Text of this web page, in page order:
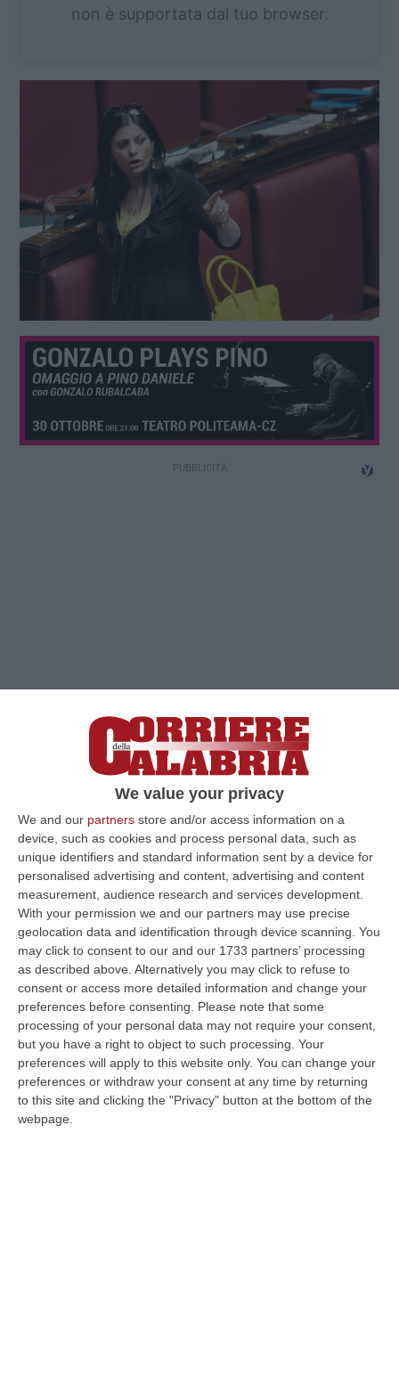
We value your privacy
We and our partners store and/or access information on a
device, such as cookies and process personal data, such as
unique identifiers and standard information sent by a device for
personalised advertising and content, advertising and content
measurement, audience research and services development.
With your permission we and our partners may use precise
geolocation data and identification through device scanning. You
may click to consent to our and our 1733 partners’ processing
as described above. Alternatively you may click to refuse to
consent or access more detailed information and change your
preferences before consenting. Please note that some
processing of your personal data may not require your consent,
but you have a right to object to such processing. Your
preferences will apply to this website only. You can change your
preferences or withdraw your consent at any time by returning
to this site and clicking the "Privacy" button at the bottom of the
webpage.
non è supportata dal tuo browser.
Clicca e segui “Corriere della Calabria” su Google News
ROMA «Venga in Calabria a presiedere un
comitato per la sicurezza pubblica. Mostri
che lo Stato c’è. Perché le assicuro che la sua
presenza non si sente per niente». Jole
Santelli si rivolge così al ministro dell’Interno
Angelino Alfano, controreplicando alla
risposta del ministro all’interrogazione
parlamentare che ha presentato assieme a
Roberto Occhiuto, nel question time di